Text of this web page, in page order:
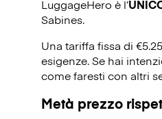
LuggageHero è l’
Sabines.
Una tariffa fissa di
esigenze. Se hai
come faresti con altri
Metà prezzo